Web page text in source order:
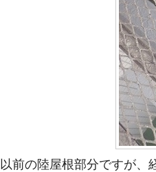
以前の陸屋根部分ですが、